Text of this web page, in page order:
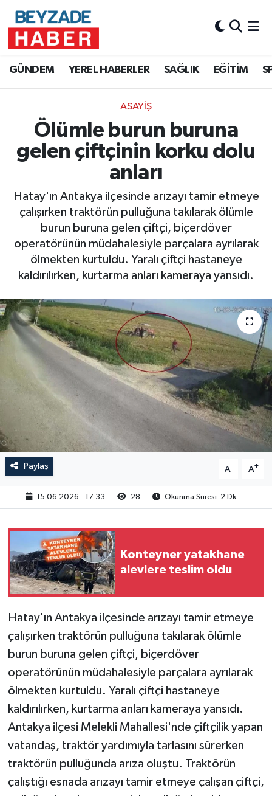
GÜNDEM YEREL HABERLER SAĞLIK EĞİTİM
ASAYİŞ
Ölümle burun buruna
gelen çiftçinin korku dolu
anları
Hatay'ın Antakya ilçesinde arızayı tamir etmeye
çalışırken traktörün pulluğuna takılarak ölümle
burun buruna gelen çiftçi, biçerdöver
operatörünün müdahalesiyle parçalara ayrılarak
ölmekten kurtuldu. Yaralı çiftçi hastaneye
kaldırılırken, kurtarma anları kameraya yansıdı.
Paylaş A- A+
15.06.2026 - 17:33 28 Okunma Süresi: 2 Dk
Konteyner yatakhane
alevlere teslim oldu
Hatay'ın Antakya ilçesinde arızayı tamir etmeye
çalışırken traktörün pulluğuna takılarak ölümle
burun buruna gelen çiftçi, biçerdöver
operatörünün müdahalesiyle parçalara ayrılarak
ölmekten kurtuldu. Yaralı çiftçi hastaneye
kaldırılırken, kurtarma anları kameraya yansıdı.
Antakya ilçesi Melekli Mahallesi'nde çiftçilik yapan
vatandaş, traktör yardımıyla tarlasını sürerken
traktörün pulluğunda arıza oluştu. Traktörün
çalıştığı esnada arızayı tamir etmeye çalışan çiftçi,
Hava Durumu
Süper Lig Puan Durumu ve Fikstür
Tüm Manşetler
Son Dakika Haberleri
Haber Arşivi